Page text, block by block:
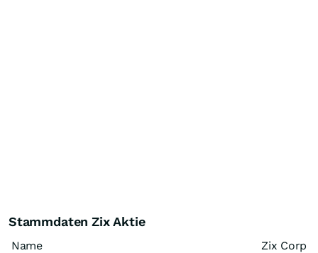
Stammdaten Zix Aktie
Name
Zix Corp